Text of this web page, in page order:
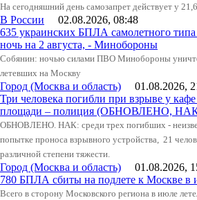
На сегодняшний день самозапрет действует у
В России 02.08.2026, 08:48
635 украинских БПЛА самолетного
ночь на 2 августа, - Минобороны
Собянин: ночью силами ПВО Минобороны
летевших на Москву
Город (Москва и область) 01.08.2026,
Три человека погибли при взрыве у
площади – полиция (ОБНОВЛЕНО,
ОБНОВЛЕНО. НАК: среди трех погибших -
попытке проноса взрывного устройства, 21
различной степени тяжести.
Город (Москва и область) 01.08.2026,
780 БПЛА сбиты на подлете к Москве в
Всего в сторону Московского региона в июле